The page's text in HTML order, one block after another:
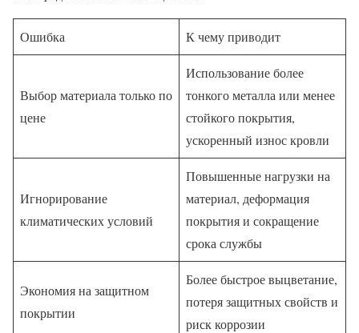
Ошибка К чему приводит
Выбор материала только по
цене
Использование более
тонкого металла или менее
стойкого покрытия,
ускоренный износ кровли
Игнорирование
климатических условий
Повышенные нагрузки на
материал, деформация
покрытия и сокращение
срока службы
Экономия на защитном
покрытии
Более быстрое выцветание,
потеря защитных свойств и
риск коррозии